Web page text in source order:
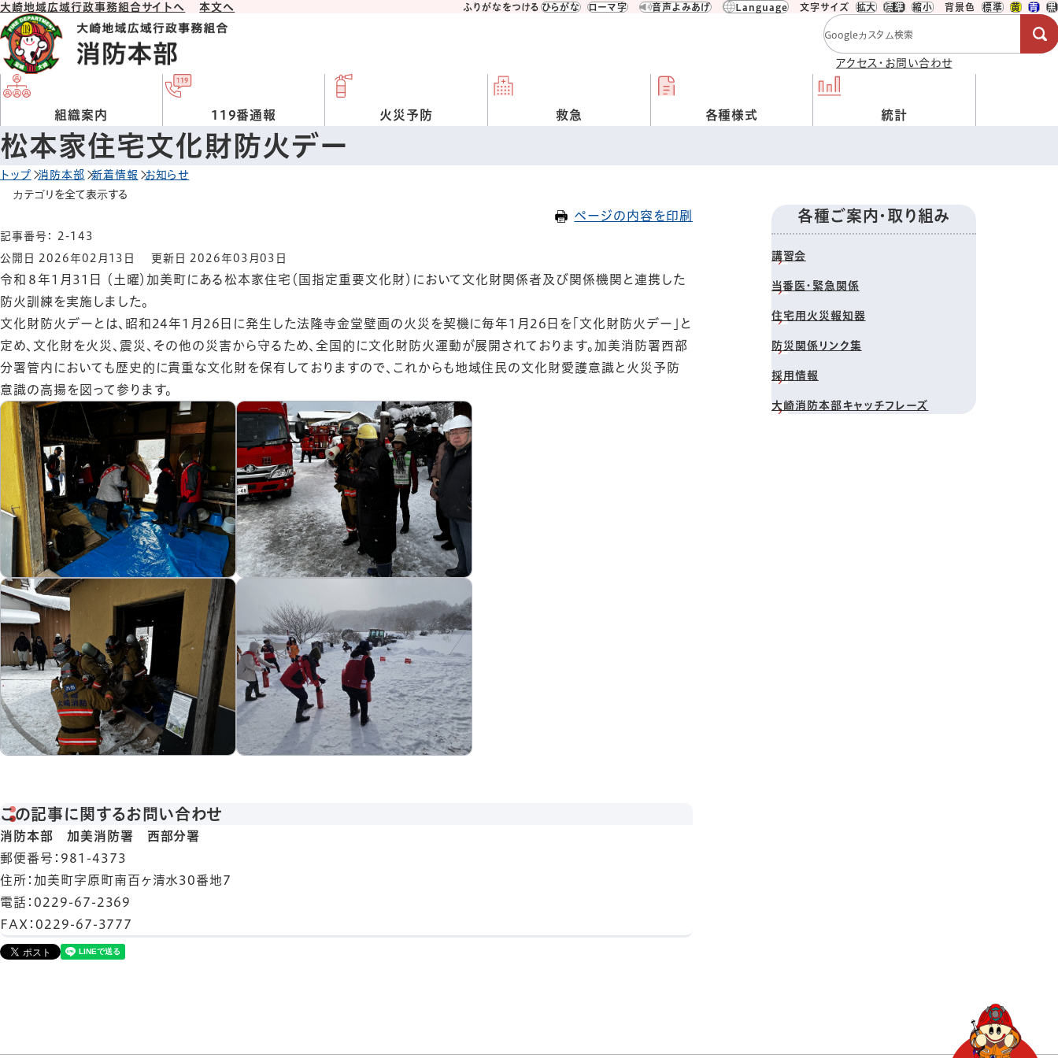
大崎地域広域行政事務組合サイトへ 本文へ ふりがなをつける ひらがな ローマ字 音声よみあげ Language 文字サイズ 拡大 標準 縮小 背景色 標準 黄 青 黒
検索キーワード
アクセス・お問い合わせ
組織案内 119番通報 火災予防 救急 各種様式 統計
松本家住宅文化財防火デー
トップ 消防本部 新着情報
お知らせ
カテゴリを全て表示する
ページの内容を印刷
記事番号： 2-143
公開日 2026年02月13日
更新日 2026年03月03日
令和８年1月31日 （土曜）加美町にある松本家住宅（国指定重要文化財）において文化財関係者及び関係機関と連携した
防火訓練を実施しました。
文化財防火デーとは、昭和24年1月26日に発生した法隆寺金堂壁画の火災を契機に毎年1月26日を「文化財防火デー」と
定め、文化財を火災、震災、その他の災害から守るため、全国的に文化財防火運動が展開されております。加美消防署西部
分署管内においても歴史的に貴重な文化財を保有しておりますので、これからも地域住民の文化財愛護意識と火災予防
意識の高揚を図って参ります。
この記事に関するお問い合わせ
消防本部 加美消防署 西部分署
郵便番号 ：981-4373
住所 ：加美町字原町南百ヶ清水30番地7
電話 ：0229-67-2369
FAX ：0229-67-3777
各種ご案内・取り組み
講習会
当番医・緊急関係
住宅用火災報知器
防災関係リンク集
採用情報
大崎消防本部キャッチフレーズ